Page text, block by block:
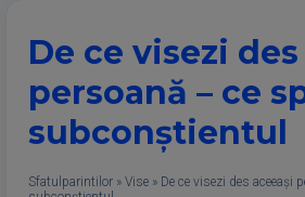
De ce visezi
persoană – ce
subconștientul
Sfatulparintilor » Vise » De ce visezi des aceeași